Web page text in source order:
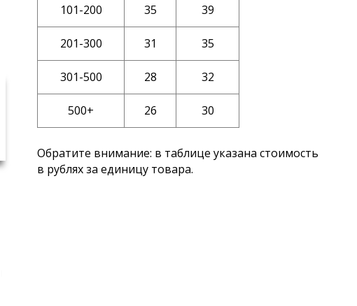
101-200 35 39
201-300 31 35
301-500 28 32
500+ 26 30
Обратите внимание: в таблице указана стоимость
в рублях за единицу товара.